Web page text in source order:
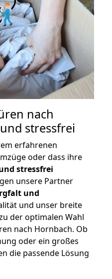
nach
stressfrei
erfahrenen
oder dass ihre
stressfrei
unsere Partner
und
und unser breite
der optimalen Wahl
nach Hornbach. Ob
oder ein großes
die passende Lösung